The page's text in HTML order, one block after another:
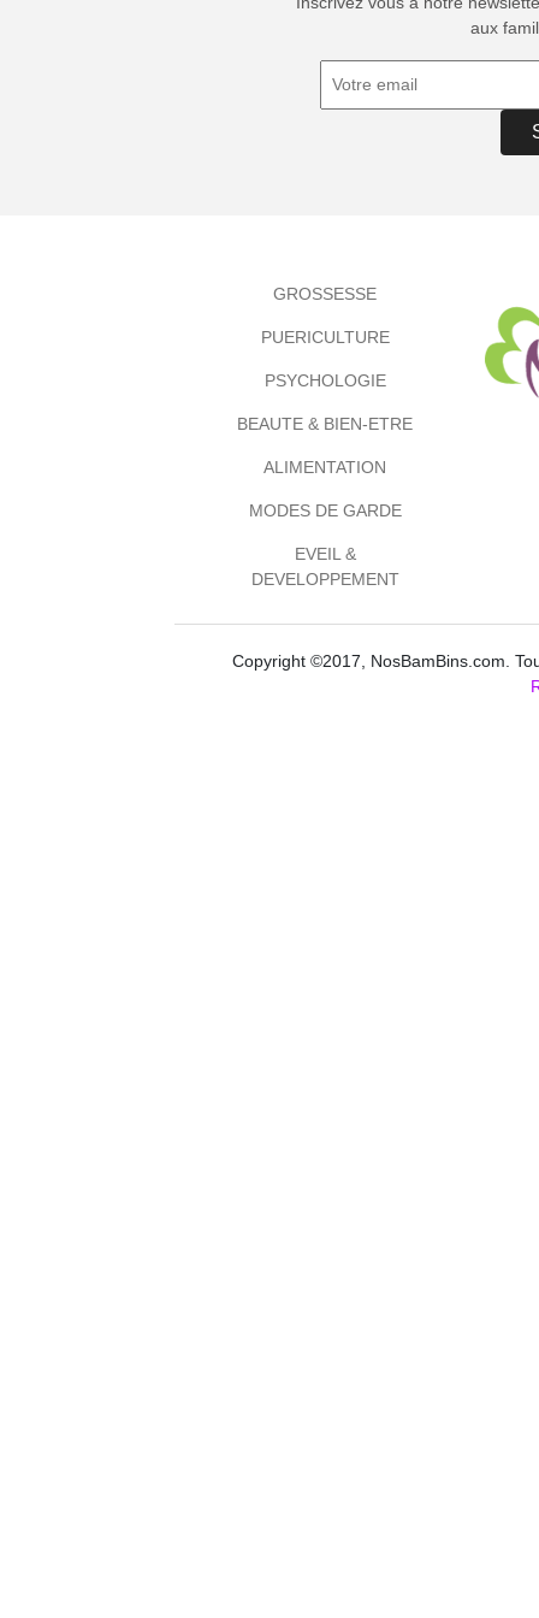
aux
GROSSESSE
PUERICULTURE
PSYCHOLOGIE
BEAUTE & BIEN-ETRE
ALIMENTATION
MODES DE GARDE
EVEIL &
DEVELOPPEMENT
Copyright ©2017, NosBamBins.com.